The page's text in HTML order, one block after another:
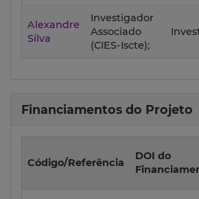
Alexandre
Silva
Investigador
Associado
(CIES-Iscte);
Financiamentos do Projeto
Código/Referência
DOI do